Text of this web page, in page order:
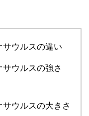
サウルスの違い
サウルスの強さ
サウルスの大きさ